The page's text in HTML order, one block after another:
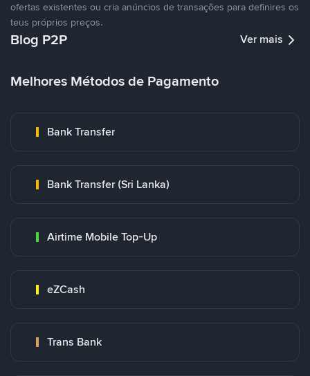
ofertas existentes ou cria anúncios de transações para definires os
teus próprios preços.
Blog P2P Ver mais
Melhores Métodos de Pagamento
Bank Transfer
Bank Transfer (Sri Lanka)
Airtime Mobile Top-Up
eZCash
Trans Bank